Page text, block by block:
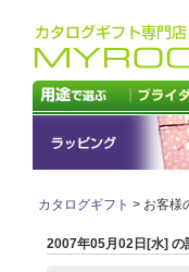
カタログギフト > お客様
2007年05月02日[水] の